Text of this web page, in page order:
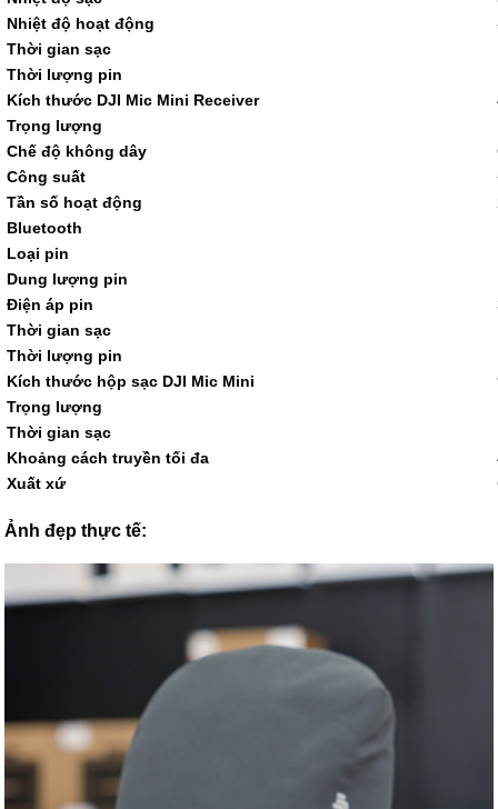
Nhiệt độ hoạt động
Thời gian sạc
Thời lượng pin
Kích thước DJI Mic Mini Receiver
Trọng lượng
Chế độ không dây
Công suất
Tần số hoạt động
Bluetooth
Loại pin
Dung lượng pin
Điện áp pin
Thời gian sạc
Thời lượng pin
Kích thước hộp sạc DJI Mic Mini
Trọng lượng
Thời gian sạc
Khoảng cách truyền tối đa
Xuất xứ
Ảnh đẹp thực tế: